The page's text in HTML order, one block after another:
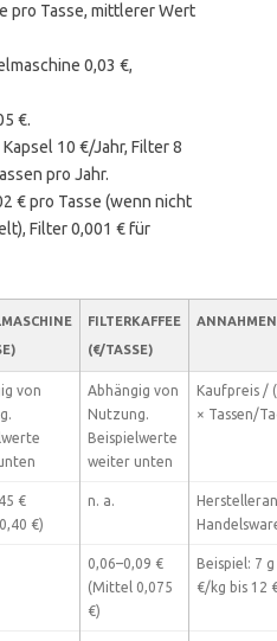
pro Tasse, mittlerer Wert
0,03 €,
€.
10 €/Jahr, Filter 8
pro Jahr.
€ pro Tasse (wenn nicht
Filter 0,001 € für
FILTERKAFFEE
(€/TASSE)
von
Abhängig von
Nutzung.
Beispielwerte
weiter unten
Kaufpreis /
× Tassen/
€
€)
n. a.
0,06–0,09 €
(Mittel 0,075
€)
Beispiel: 7
€/kg bis 12